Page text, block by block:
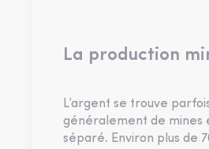
La production
L’argent se trouve
généralement de mines
séparé. Environ plus de